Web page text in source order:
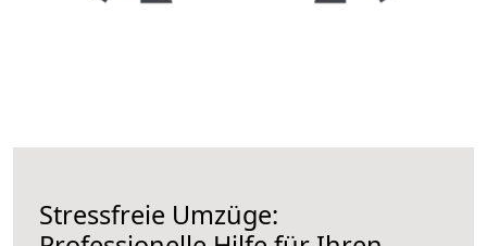
Stressfreie Umzüge: